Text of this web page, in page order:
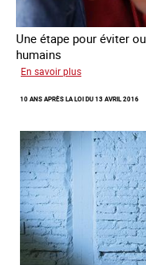
Une étape pour éviter
humains
En savoir plus
du
avec
des
jeunes
errance
10 ANS APRÈS LA LOI DU 13 AVRIL 2016